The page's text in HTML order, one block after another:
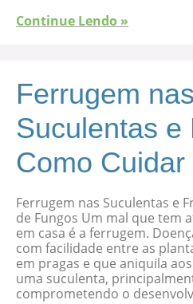
Continue Lendo »
Ferrugem nas
Suculentas
Como
Ferrugem nas Suculentas e
de Fungos Um mal que tem
em casa é a ferrugem.
com facilidade entre as
em pragas e que aniquila
uma suculenta,
comprometendo o